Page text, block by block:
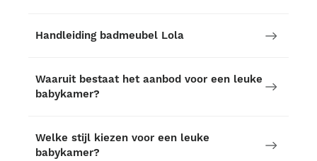
Handleiding badmeubel Lola
Waaruit bestaat het aanbod voor een leuke
babykamer?
Welke stijl kiezen voor een leuke
babykamer?